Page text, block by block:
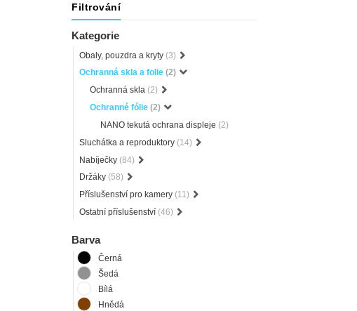
Filtrování
Kategorie
Obaly, pouzdra a kryty (3)
Ochranná skla a folie (2)
Ochranná skla (2)
Ochranné fólie (2)
NANO tekutá ochrana displeje (2)
Sluchátka a reproduktory (14)
Nabíječky (84)
Držáky (58)
Příslušenství pro kamery (11)
Ostatní příslušenství (46)
Barva
Černá
Šedá
Bílá
Hnědá